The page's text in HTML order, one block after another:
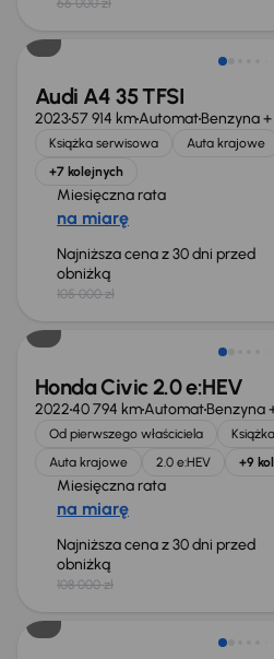
66 000 zł
Taniej o 3 000 zł
Audi A4 35 TFSI
202357 914 kmAutomatBenzyna
Książka serwisowa Auta krajowe
+7 kolejnych
Miesięczna rata
na miarę
Najniższa cena z 30 dni przed
obniżką
105 000 zł
Taniej o 2 000 zł
Honda Civic 2.0 e:HEV
202240 794 kmAutomatBenzyna
Od pierwszego właściciela
Auta krajowe
2.0 e:HEV +9
Miesięczna rata
na miarę
Najniższa cena z 30 dni przed
obniżką
108 000 zł
Taniej o 1 500 zł